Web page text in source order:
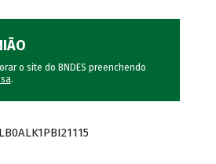
o site do BNDES preenchendo
.